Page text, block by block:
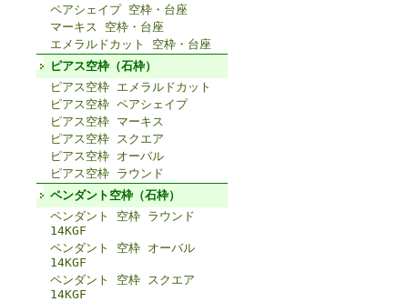
ペアシェイプ 空枠・台座
マーキス 空枠・台座
エメラルドカット 空枠・台座
ピアス空枠（石枠）
ピアス空枠 エメラルドカット
ピアス空枠 ペアシェイプ
ピアス空枠 マーキス
ピアス空枠 スクエア
ピアス空枠 オーバル
ピアス空枠 ラウンド
ペンダント空枠（石枠）
ペンダント 空枠 ラウンド
14KGF
ペンダント 空枠 オーバル
14KGF
ペンダント 空枠 スクエア
14KGF